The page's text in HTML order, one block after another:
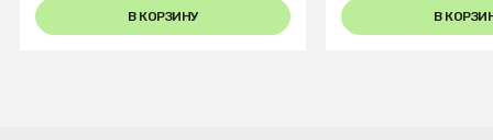
В КОРЗИНУ В